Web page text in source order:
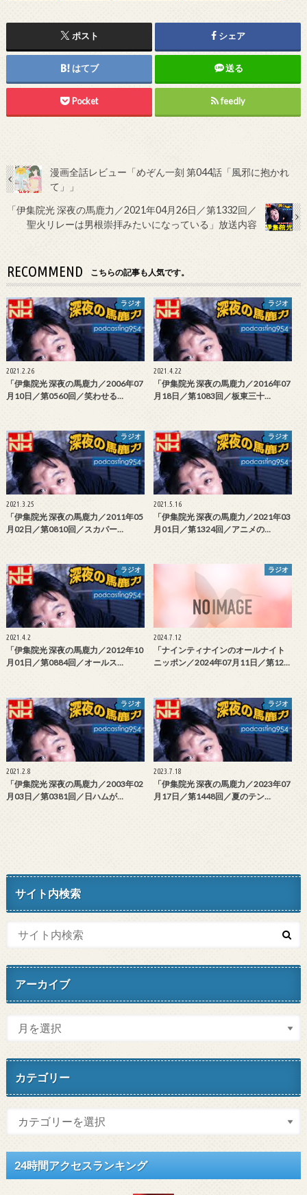
ポスト シェア
はてブ 送る
Pocket feedly
漫画全話レビュー「めぞん一刻 第044話「風邪に抱かれ
て」」
「伊集院光 深夜の馬鹿力／2021年04月26日／第1332回／
聖火リレーは男根崇拝みたいになっている」放送内容
RECOMMEND こちらの記事も人気です。
ラジオ
2021.2.26
「伊集院光 深夜の馬鹿力／2006年07
月10日／第0560回／笑わせる…
ラジオ
2021.4.22
「伊集院光 深夜の馬鹿力／2016年07
月18日／第1083回／板東三十…
ラジオ
2021.3.25
「伊集院光 深夜の馬鹿力／2011年05
月02日／第0810回／スカパー…
ラジオ
2021.5.16
「伊集院光 深夜の馬鹿力／2021年03
月01日／第1324回／アニメの…
ラジオ
2021.4.2
「伊集院光 深夜の馬鹿力／2012年10
月01日／第0884回／オールス…
ラジオ
2024.7.12
「ナインティナインのオールナイト
ニッポン／2024年07月11日／第12…
ラジオ
2021.2.8
「伊集院光 深夜の馬鹿力／2003年02
月03日／第0381回／日ハムが…
ラジオ
2023.7.18
「伊集院光 深夜の馬鹿力／2023年07
月17日／第1448回／夏のテン…
サイト内検索
アーカイブ
カテゴリー
24時間アクセスランキング